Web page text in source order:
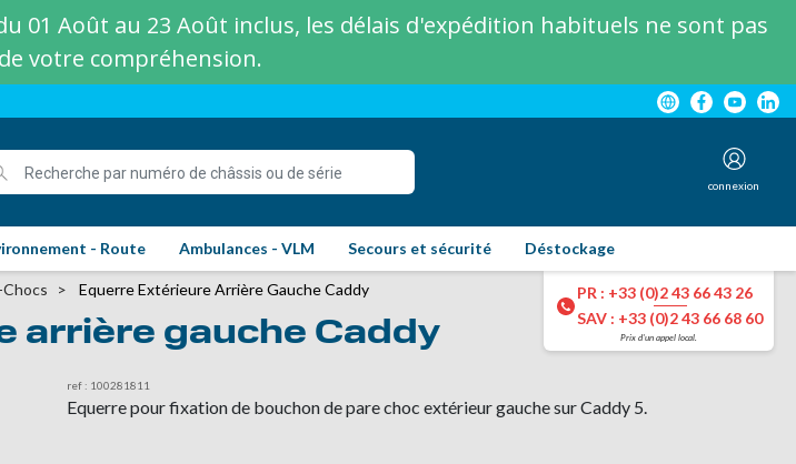
01 Août au 23 Août inclus, les délais d'expédition habituels ne sont pas
votre compréhension.
connexion
PR : +33 (0)2 43 66 43 26
SAV : +33 (0)2 43 66 68 60
Prix d'un appel local.
- Route Ambulances - VLM Secours et sécurité Déstockage
Chocs Equerre Extérieure Arrière Gauche Caddy
arrière gauche Caddy
ref : 100281811
Equerre pour fixation de bouchon de pare choc extérieur gauche sur Caddy 5.